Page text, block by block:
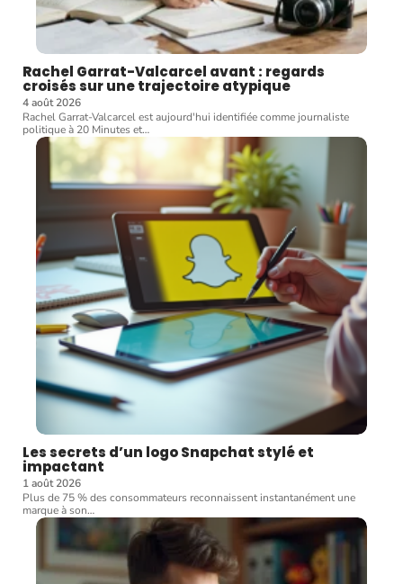
Rachel Garrat-Valcarcel avant : regards
croisés sur une trajectoire atypique
4 août 2026
Rachel Garrat-Valcarcel est aujourd'hui identifiée comme journaliste
politique à 20 Minutes et…
Les secrets d’un logo Snapchat stylé et
impactant
1 août 2026
Plus de 75 % des consommateurs reconnaissent instantanément une
marque à son…